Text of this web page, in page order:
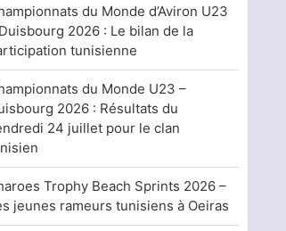
du Monde d’Aviron U23
2026 : Le bilan de la
tunisienne
du Monde U23 –
2026 : Résultats du
24 juillet pour le clan
Trophy Beach Sprints 2026 –
jeunes rameurs tunisiens à Oeiras